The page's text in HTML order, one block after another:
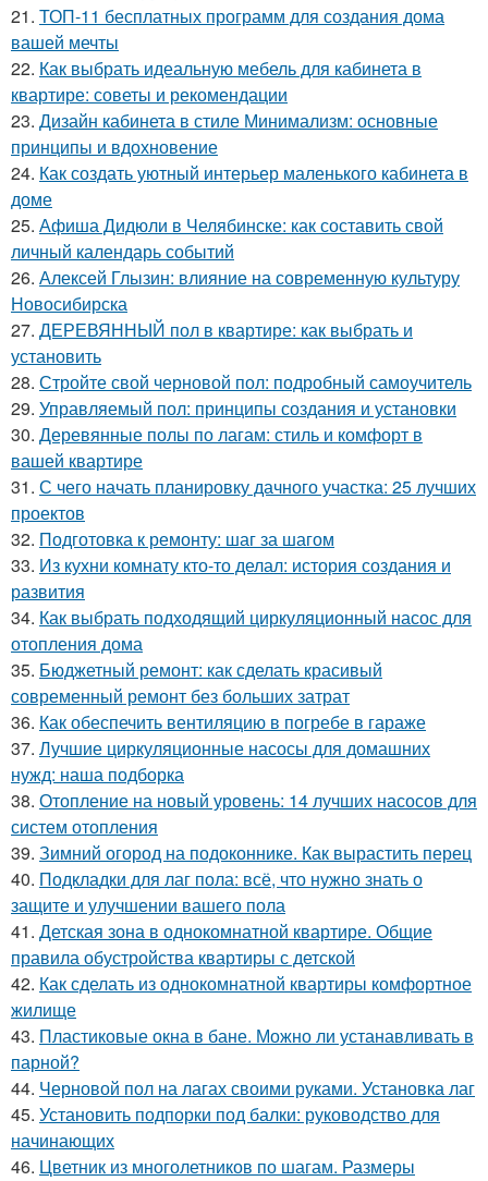
21. ТОП-11 бесплатных программ для создания дома
вашей мечты
22. Как выбрать идеальную мебель для кабинета в
квартире: советы и рекомендации
23. Дизайн кабинета в стиле Минимализм: основные
принципы и вдохновение
24. Как создать уютный интерьер маленького кабинета в
доме
25. Афиша Дидюли в Челябинске: как составить свой
личный календарь событий
26. Алексей Глызин: влияние на современную культуру
Новосибирска
27. ДЕРЕВЯННЫЙ пол в квартире: как выбрать и
установить
28. Стройте свой черновой пол: подробный самоучитель
29. Управляемый пол: принципы создания и установки
30. Деревянные полы по лагам: стиль и комфорт в
вашей квартире
31. С чего начать планировку дачного участка: 25 лучших
проектов
32. Подготовка к ремонту: шаг за шагом
33. Из кухни комнату кто-то делал: история создания и
развития
34. Как выбрать подходящий циркуляционный насос для
отопления дома
35. Бюджетный ремонт: как сделать красивый
современный ремонт без больших затрат
36. Как обеспечить вентиляцию в погребе в гараже
37. Лучшие циркуляционные насосы для домашних
нужд: наша подборка
38. Отопление на новый уровень: 14 лучших насосов для
систем отопления
39. Зимний огород на подоконнике. Как вырастить перец
40. Подкладки для лаг пола: всё, что нужно знать о
защите и улучшении вашего пола
41. Детская зона в однокомнатной квартире. Общие
правила обустройства квартиры с детской
42. Как сделать из однокомнатной квартиры комфортное
жилище
43. Пластиковые окна в бане. Можно ли устанавливать в
парной?
44. Черновой пол на лагах своими руками. Установка лаг
45. Установить подпорки под балки: руководство для
начинающих
46. Цветник из многолетников по шагам. Размеры